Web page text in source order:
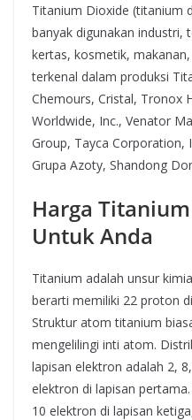
Titanium Dioxide (titanium
banyak digunakan industri,
kertas, kosmetik,
terkenal dalam produksi
Chemours, Cristal, Tronox
Worldwide, Inc., Venator
Group, Tayca Corporation,
Grupa Azoty, Shandong
Harga
Untuk Anda
Titanium adalah unsur
berarti memiliki 22 proton
Struktur atom titanium
mengelilingi inti atom.
lapisan elektron adalah 2,
elektron di lapisan
10 elektron di lapisan